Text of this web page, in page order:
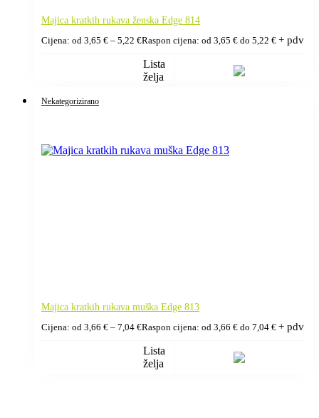
Majica kratkih rukava ženska Edge 814
Cijena: od 3,65 € – 5,22 €Raspon cijena: od 3,65 € do 5,22 € + pdv
Lista
želja
Nekategorizirano
Majica kratkih rukava muška Edge 813
Cijena: od 3,66 € – 7,04 €Raspon cijena: od 3,66 € do 7,04 € + pdv
Lista
želja